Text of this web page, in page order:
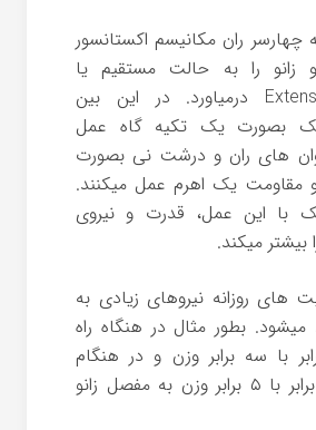
چهارسر ران مکانیسم اکستانسور
زانو را به حالت مستقیم یا
درمیاورد. در این بین
بصورت یک تکیه گاه عمل
های ران و درشت نی بصورت
و مقاومت یک اهرم عمل میکنند.
با این عمل، قدرت و نیروی
میکند.
های روزانه نیروهای زیادی به
میشود. بطور مثال در هنگاه راه
با سه برابر وزن و در هنگام
دویدن نیرویی برابر با ۵ برابر وزن به مفصل زانو